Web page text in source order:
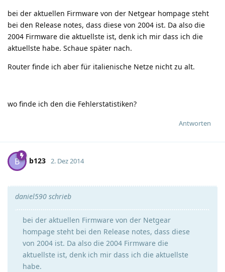
bei der aktuellen Firmware von der Netgear hompage steht
bei den Release notes, dass diese von 2004 ist. Da also die
2004 Firmware die aktuellste ist, denk ich mir dass ich die
aktuellste habe. Schaue später nach.
Router finde ich aber für italienische Netze nicht zu alt.
wo finde ich den die Fehlerstatistiken?
Antworten
B b123 2. Dez 2014
daniel590 schrieb
bei der aktuellen Firmware von der Netgear
hompage steht bei den Release notes, dass diese
von 2004 ist. Da also die 2004 Firmware die
aktuellste ist, denk ich mir dass ich die aktuellste
habe.